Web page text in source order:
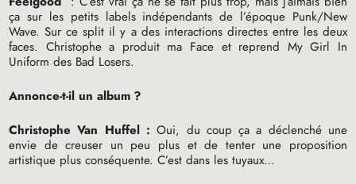
ça sur les petits labels indépendants de l’époque Punk/New
Wave. Sur ce split il y a des interactions directes entre les deux
faces. Christophe a produit ma Face et reprend My Girl In
Uniform des Bad Losers.
Annonce-t-il un album ?
Christophe Van Huffel : Oui, du coup ça a déclenché une
envie de creuser un peu plus et de tenter une proposition
artistique plus conséquente. C’est dans les tuyaux…